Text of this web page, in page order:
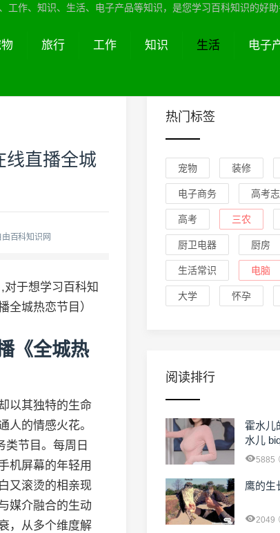
作、知识、生活、电子产品等知识，是您学习百科知识的好助
旅行 工作 知识 生活 电子
线直播全城
由百科知识网
,对于想学习百科知
全城热恋节目）
《全城热
以其独特的生命
人的情感火花。
节目。每周日
机屏幕的年轻用
又滚烫的相亲现
媒介融合的生动
，从多个维度解
热门标签
宠物 装修
电子商务 高考
高考 三农
厨卫电器 厨房
生活常识 电脑
大学 怀孕
阅读排行
霍水儿
水儿
5885
鹰的生
2049